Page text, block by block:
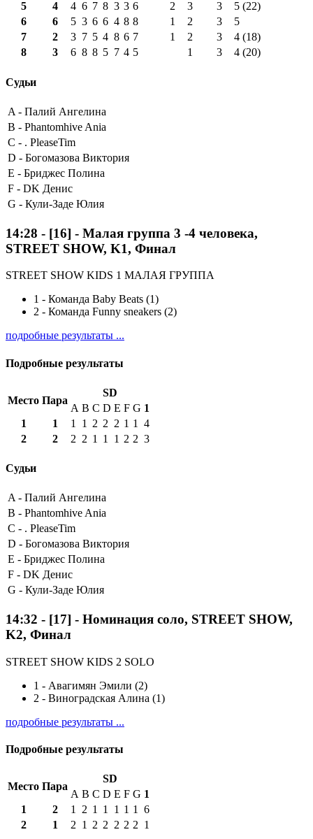
5 4 4 6 7 8 3 3 6 2 3 3
5 (22)
6
6 5 3 6 6 4 8 8 1 2 3
5
7
2 3 7 5 4 8 6 7 1 2 3
4 (18)
8
3 6 8 8 5 7 4 5 1 3 4 (20)
Судьи
A - Палий Ангелина
B - Phantomhive Ania
C - . PleaseTim
D - Богомазова Виктория
E - Бриджес Полина
F - DK Денис
G - Кули-Заде Юлия
14:28 - [16] - Малая группа 3 -4 человека,
STREET SHOW, K1, Финал
STREET SHOW KIDS 1 МАЛАЯ ГРУППА
1 - Команда Baby Beats (1)
2 - Команда Funny sneakers (2)
подробные результаты ...
Подробные результаты
Место Пара
SD
A B C D E F G 1
1
1 1 1 2 2 2 1 1
4
2
2 2 2 1 1 1 2 2 3
Судьи
A - Палий Ангелина
B - Phantomhive Ania
C - . PleaseTim
D - Богомазова Виктория
E - Бриджес Полина
F - DK Денис
G - Кули-Заде Юлия
14:32 - [17] - Номинация соло, STREET SHOW,
K2, Финал
STREET SHOW KIDS 2 SOLO
1 - Авагимян Эмили (2)
2 - Виноградская Алина (1)
подробные результаты ...
Подробные результаты
Место Пара
SD
A B C D E F G 1
1
2 1 2 1 1 1 1 1
6
2
1 2 1 2 2 2 2 2 1